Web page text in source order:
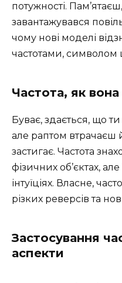
потужності.
завантажувався
чому нові моделі
частотами, символом
Частота, як
Буває, здається, що
але раптом втрачаєш
застигає. Частота
фізичних об’єктах,
інтуїціях. Власне,
різких реверсів та
Застосування
аспекти